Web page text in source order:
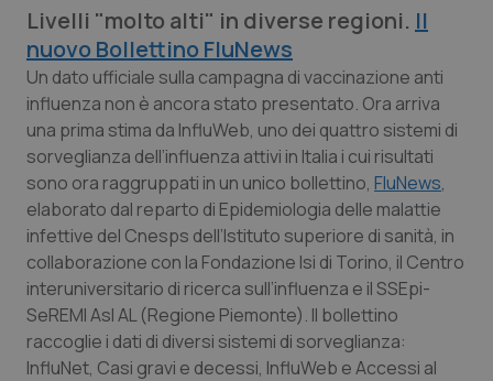
Calabria
Campania
Emilia-Romagna
Friuli Venezia Giulia
Lazio
Liguria
Asma & BPCO
Car-T
Colesterolo & coronaropatie
Dermatite Atopica
Diabete & glucometri
Disturbi dell’umore
Livelli "molto alti" in diverse regioni. Il
nuovo Bollettino FluNews
Un dato ufficiale sulla campagna di vaccinazione anti
influenza non è ancora stato presentato. Ora arriva
una prima stima da InfluWeb, uno dei quattro sistemi di
sorveglianza dell’influenza attivi in Italia i cui risultati
sono ora raggruppati in un unico bollettino, FluNews,
elaborato dal reparto di Epidemiologia delle malattie
infettive del Cnesps dell’Istituto superiore di sanità, in
collaborazione con la Fondazione Isi di Torino, il Centro
interuniversitario di ricerca sull’influenza e il SSEpi-
SeREMI Asl AL (Regione Piemonte). Il bollettino
raccoglie i dati di diversi sistemi di sorveglianza:
InfluNet, Casi gravi e decessi, InfluWeb e Accessi al